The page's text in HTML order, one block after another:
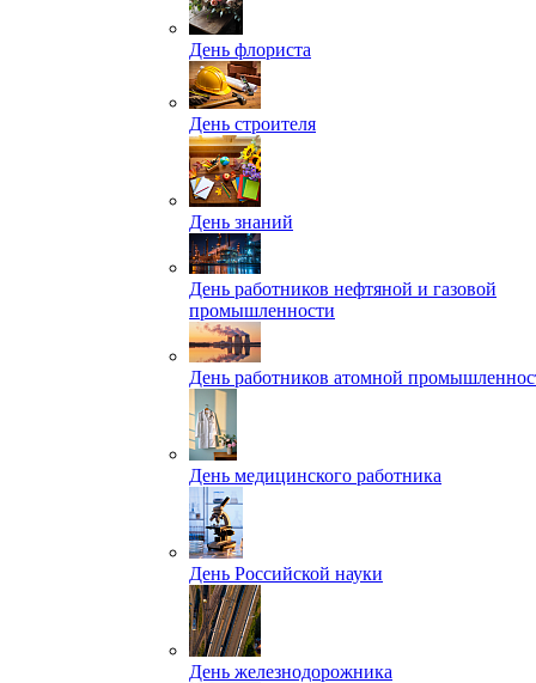
День флориста
День строителя
День знаний
День работников нефтяной и газовой
промышленности
День работников атомной
День медицинского работника
День Российской науки
День железнодорожника